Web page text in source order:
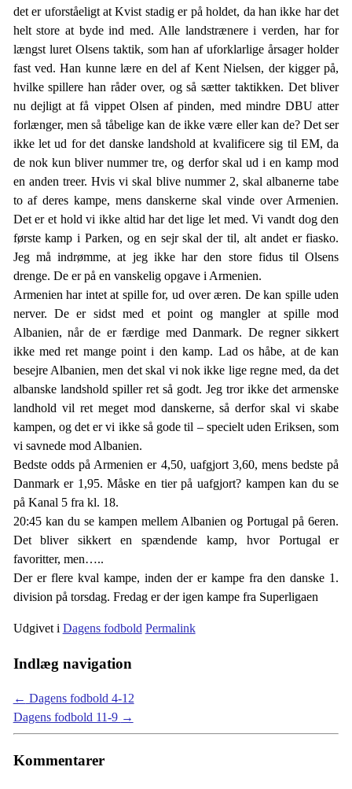
det er uforståeligt at Kvist stadig er på holdet, da han ikke har det
helt store at byde ind med. Alle landstrænere i verden, har for
længst luret Olsens taktik, som han af uforklarlige årsager holder
fast ved. Han kunne lære en del af Kent Nielsen, der kigger på,
hvilke spillere han råder over, og så sætter taktikken. Det bliver
nu dejligt at få vippet Olsen af pinden, med mindre DBU atter
forlænger, men så tåbelige kan de ikke være eller kan de? Det ser
ikke let ud for det danske landshold at kvalificere sig til EM, da
de nok kun bliver nummer tre, og derfor skal ud i en kamp mod
en anden treer. Hvis vi skal blive nummer 2, skal albanerne tabe
to af deres kampe, mens danskerne skal vinde over Armenien.
Det er et hold vi ikke altid har det lige let med. Vi vandt dog den
første kamp i Parken, og en sejr skal der til, alt andet er fiasko.
Jeg må indrømme, at jeg ikke har den store fidus til Olsens
drenge. De er på en vanskelig opgave i Armenien.
Armenien har intet at spille for, ud over æren. De kan spille uden
nerver. De er sidst med et point og mangler at spille mod
Albanien, når de er færdige med Danmark. De regner sikkert
ikke med ret mange point i den kamp. Lad os håbe, at de kan
besejre Albanien, men det skal vi nok ikke lige regne med, da det
albanske landshold spiller ret så godt. Jeg tror ikke det armenske
landhold vil ret meget mod danskerne, så derfor skal vi skabe
kampen, og det er vi ikke så gode til – specielt uden Eriksen, som
vi savnede mod Albanien.
Bedste odds på Armenien er 4,50, uafgjort 3,60, mens bedste på
Danmark er 1,95. Måske en tier på uafgjort? kampen kan du se
på Kanal 5 fra kl. 18.
20:45 kan du se kampen mellem Albanien og Portugal på 6eren.
Det bliver sikkert en spændende kamp, hvor Portugal er
favoritter, men…..
Der er flere kval kampe, inden der er kampe fra den danske 1.
division på torsdag. Fredag er der igen kampe fra Superligaen
Udgivet i Dagens fodbold Permalink
Indlæg navigation
← Dagens fodbold 4-12
Dagens fodbold 11-9 →
Kommentarer